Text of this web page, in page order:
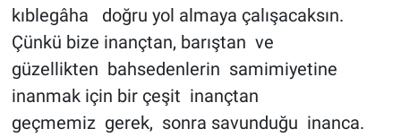
kıblegâha doğru yol almaya çalışacaksın.
Çünkü bize inançtan, barıştan ve
güzellikten bahsedenlerin samimiyetine
inanmak için bir çeşit inançtan
geçmemiz gerek, sonra savunduğu inanca.